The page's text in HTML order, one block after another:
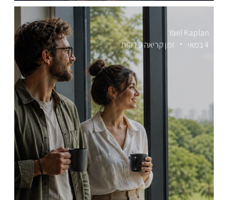
שהורגת עסקים קטנים וגדולים
Yael Kaplan
4 במאי
זמן קריאה 9 דקות